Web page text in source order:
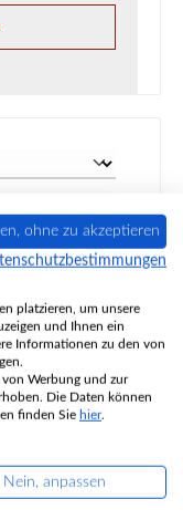
ohne zu akzeptieren
platzieren, um unsere
und Ihnen ein
Informationen zu den von
Werbung und zur
Die Daten können
finden Sie hier.
Nein, anpassen